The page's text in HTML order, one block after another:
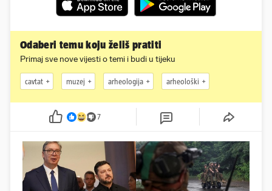
Odaberi temu koju želiš pratiti
Primaj sve nove vijesti o temi i budi u tijeku
cavtat muzej arheologija arheološki
7